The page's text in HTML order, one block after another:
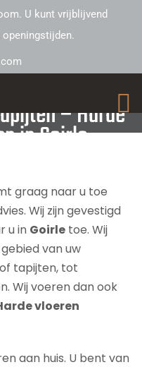
U kunt vrijblijvend
– Harde
in Goirle
graag naar u toe
Wij zijn gevestigd
u in Goirle toe. Wij
van uw
tapijten, tot
Wij voeren dan ook
vloeren
aan huis. U bent van